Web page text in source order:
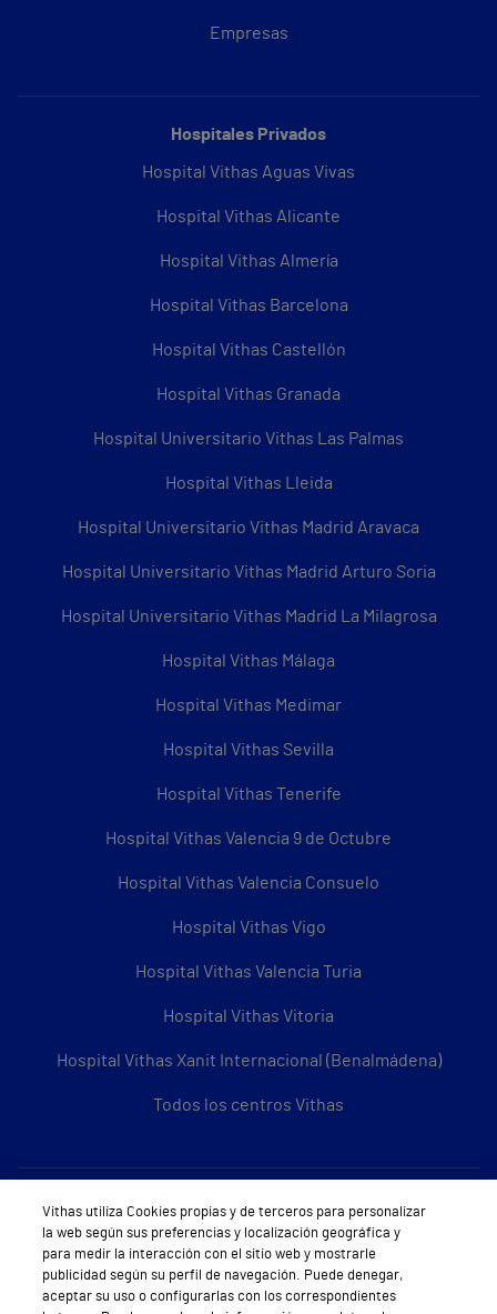
Empresas
Hospitales Privados
Hospital Vithas Aguas Vivas
Hospital Vithas Alicante
Hospital Vithas Almería
Hospital Vithas Barcelona
Hospital Vithas Castellón
Hospital Vithas Granada
Hospital Universitario Vithas Las Palmas
Hospital Vithas Lleida
Hospital Universitario Vithas Madrid Aravaca
Hospital Universitario Vithas Madrid Arturo Soria
Hospital Universitario Vithas Madrid La Milagrosa
Hospital Vithas Málaga
Hospital Vithas Medimar
Hospital Vithas Sevilla
Hospital Vithas Tenerife
Hospital Vithas Valencia 9 de Octubre
Hospital Vithas Valencia Consuelo
Hospital Vithas Vigo
Hospital Vithas Valencia Turia
Hospital Vithas Vitoria
Hospital Vithas Xanit Internacional (Benalmádena)
Todos los centros Vithas
Sobre Vithas
Quiénes somos
Trabajar en Vithas
Vithas utiliza Cookies propias y de terceros para personalizar
la web según sus preferencias y localización geográfica y
para medir la interacción con el sitio web y mostrarle
publicidad según su perfil de navegación. Puede denegar,
aceptar su uso o configurarlas con los correspondientes